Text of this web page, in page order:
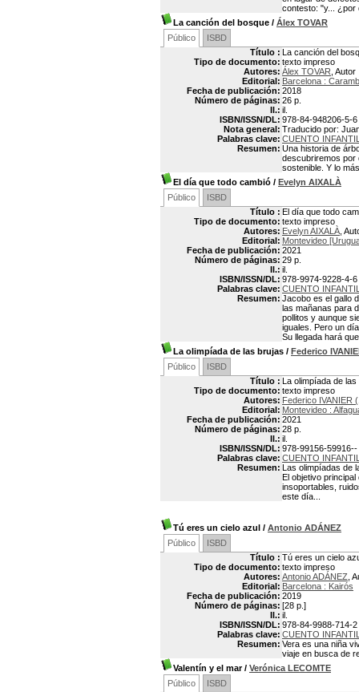
contesto: "y... ¿por
La canción del bosque / Álex TOVAR
Público
ISBD
Título : La canción del
Tipo de documento: texto impreso
Autores: Álex TOVAR ,
Editorial: Barcelona :
Fecha de publicación: 2018
Número de páginas: 26 p.
Il.: il.
ISBN/ISSN/DL: 978-84-948206-5-6
Nota general: Traducido por:
Palabras clave: CUENTO
Resumen: Una historia de
descubriremos por
sostenible. Y lo
El día que todo cambió / Evelyn AIXALÀ
Público
ISBD
Título : El día que todo
Tipo de documento: texto impreso
Autores: Evelyn AIXALÀ ,
Editorial: Montevideo
Fecha de publicación: 2021
Número de páginas: 29 p.
Il.: il.
ISBN/ISSN/DL: 978-9974-9228-4-6
Palabras clave: CUENTO
Resumen: Jacobo es el gallo
las mañanas para
pollitos y aunque
iguales. Pero un
Su llegada hará
La olimpíada de las brujas / Federico
Público
ISBD
Título : La olimpíada de las
Tipo de documento: texto impreso
Autores: Federico IVANIER
Editorial: Montevideo :
Fecha de publicación: 2021
Número de páginas: 28 p.
Il.: il.
ISBN/ISSN/DL: 978-99156-59916--
Palabras clave: CUENTO
Resumen: Las olimpíadas de
El objetivo
insoportables,
este día...
Tú eres un cielo azul / Antonio ADÁNEZ
Público
ISBD
Título : Tú eres un cielo
Tipo de documento: texto impreso
Autores: Antonio ADÁNEZ ,
Editorial: Barcelona : Kairós
Fecha de publicación: 2019
Número de páginas: [28 p.]
Il.: il.
ISBN/ISSN/DL: 978-84-9988-714-2
Palabras clave: CUENTO
Resumen: Vera es una niña
viaje en busca de
Valentín y el mar/ Verónica LECOMTE
Público
ISBD